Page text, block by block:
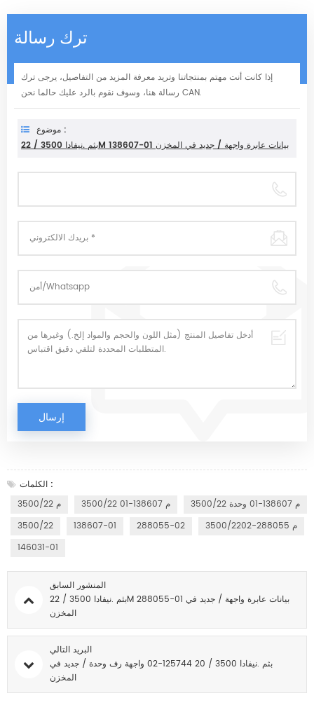
ترك رسالة
إذا كانت أنت مهتم بمنتجاتنا وتريد معرفة المزيد من التفاصيل، يرجى ترك
رسالة هنا، وسوف نقوم بالرد عليك حالما نحن CAN.
موضوع :
بثم .نيفادا 3500 / 22M 138607-01 بيانات عابرة واجهة / جديد في المخزن
الكلمات :
3500/22 م
3500/22 م 138607-01
3500/22 م 138607-01 وحدة
3500/22
138607-01 288055-02
3500/22م 288055-02
146031-01
المنشور السابق
بثم .نيفادا 3500 / 22M 288055-01 بيانات عابرة واجهة / جديد في
المخزن
البريد التالي
بثم .نيفادا 3500 / 20 125744-02 واجهة رف وحدة / جديد في
المخزن